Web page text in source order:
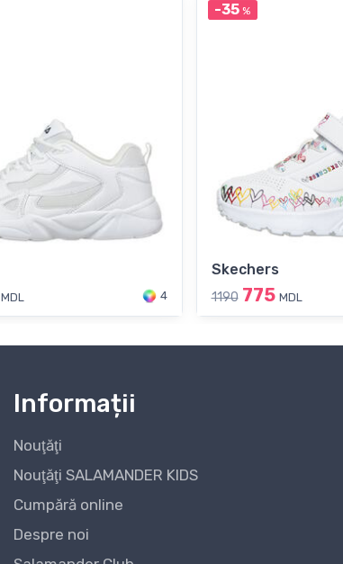
MDL 4
-35 %
Skechers
1190 775 MDL
Informații
Nouţăţi
Nouţăţi SALAMANDER KIDS
Cumpără online
Despre noi